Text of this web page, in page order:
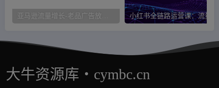
大牛资源库・cymbc.cn